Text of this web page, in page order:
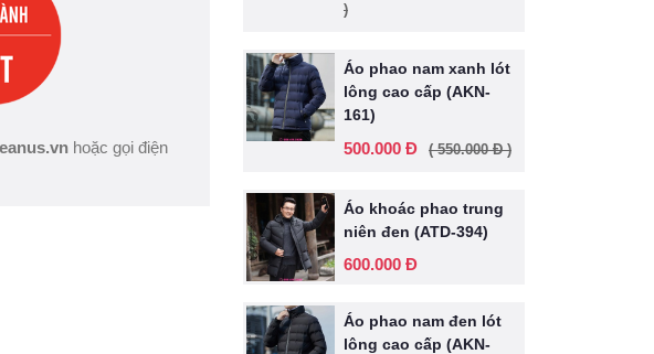
hoặc gọi điện
)
Áo phao nam xanh lót
lông cao cấp (AKN-
161)
500.000 Đ ( 550.000 Đ )
Áo khoác phao trung
niên đen (ATD-394)
600.000 Đ
Áo phao nam đen lót
lông cao cấp (AKN-